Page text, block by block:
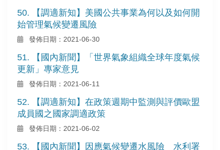
50. 【調適新知】美國公共事業為何以及如何開
始管理氣候變遷風險
發佈日期：2021-06-30
51. 【國內新聞】「世界氣象組織全球年度氣候
更新」專家意見
發佈日期：2021-06-11
52. 【調適新知】在政策週期中監測與評價歐盟
成員國之國家調適政策
發佈日期：2021-06-02
53. 【國內新聞】因應氣候變遷水風險 水利署